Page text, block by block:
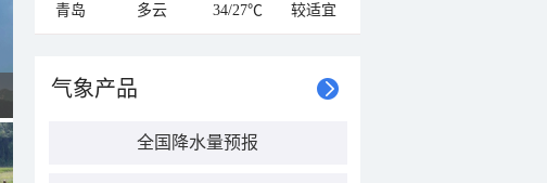
青岛 多云 34/27℃ 较适宜
气象产品
全国降水量预报